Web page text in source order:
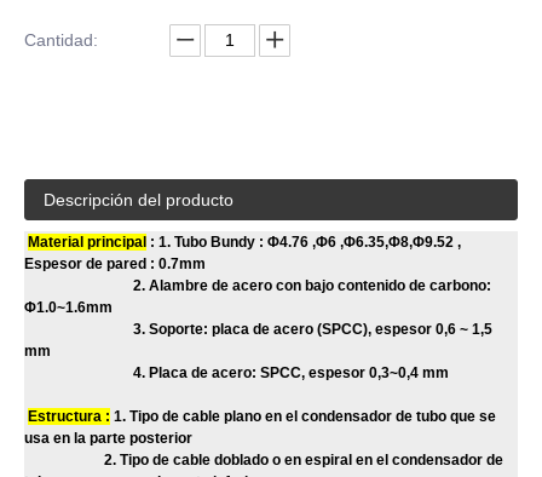
Cantidad:
Descripción del producto
Material principal : 1. Tubo Bundy : Φ4.76 ,Φ6 ,Φ6.35,Φ8,Φ9.52 ,
Espesor de pared : 0.7mm
2. Alambre de acero con bajo contenido de carbono:
Φ1.0~1.6mm
3. Soporte: placa de acero (SPCC), espesor 0,6 ~ 1,5
mm
4. Placa de acero: SPCC, espesor 0,3~0,4 mm
Estructura : 1. Tipo de cable plano en el condensador de tubo que se
usa en la parte posterior
2. Tipo de cable doblado o en espiral en el condensador de